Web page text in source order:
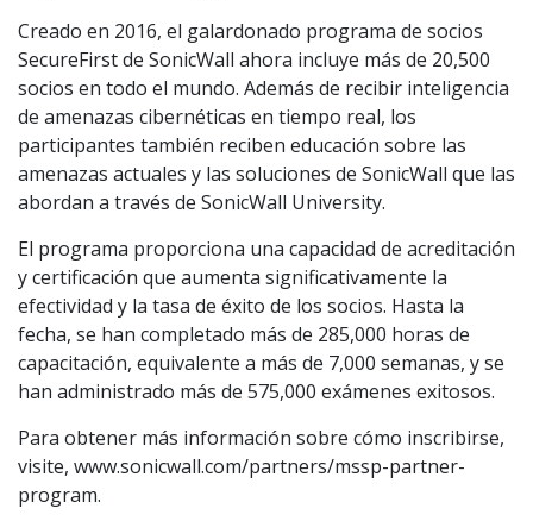
Creado en 2016, el galardonado programa de socios
SecureFirst de SonicWall ahora incluye más de 20,500
socios en todo el mundo. Además de recibir inteligencia
de amenazas cibernéticas en tiempo real, los
participantes también reciben educación sobre las
amenazas actuales y las soluciones de SonicWall que las
abordan a través de SonicWall University.
El programa proporciona una capacidad de acreditación
y certificación que aumenta significativamente la
efectividad y la tasa de éxito de los socios. Hasta la
fecha, se han completado más de 285,000 horas de
capacitación, equivalente a más de 7,000 semanas, y se
han administrado más de 575,000 exámenes exitosos.
Para obtener más información sobre cómo inscribirse,
visite, www.sonicwall.com/partners/mssp-partner-
program.